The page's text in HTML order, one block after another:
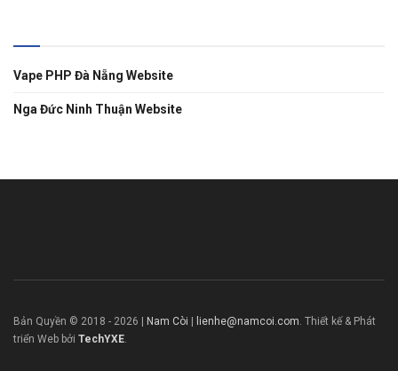
Vape PHP Đà Nẵng Website
Nga Đức Ninh Thuận Website
Bản Quyền © 2018 - 2026 | Nam Còi | lienhe@namcoi.com . Thiết kế & Phát
triển Web bởi TechYXE